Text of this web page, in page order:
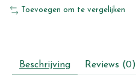
Toevoegen om te vergelijken
Beschrijving Reviews (0)